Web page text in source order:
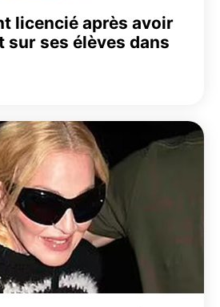
licencié après avoir
sur ses élèves dans